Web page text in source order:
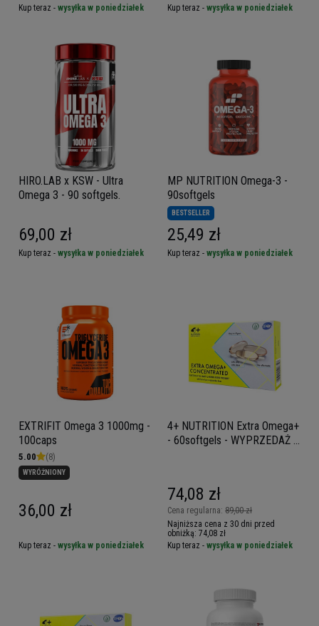
Kup teraz - wysyłka w poniedziałek Kup teraz - wysyłka w poniedziałek
HIRO.LAB x KSW - Ultra
Omega 3 - 90 softgels.
69,00 zł
Kup teraz - wysyłka w poniedziałek
MP NUTRITION Omega-3 -
90softgels
BESTSELLER
25,49 zł
Kup teraz - wysyłka w poniedziałek
EXTRIFIT Omega 3 1000mg -
100caps
5.00 (8)
WYRÓŻNIONY
36,00 zł
Kup teraz - wysyłka w poniedziałek
4+ NUTRITION Extra Omega+
- 60softgels - WYPRZEDAŻ -
Cena regularna: 89,00 zł
74,08 zł
Najniższa cena z 30 dni przed
obniżką: 74,08 zł
Kup teraz - wysyłka w poniedziałek